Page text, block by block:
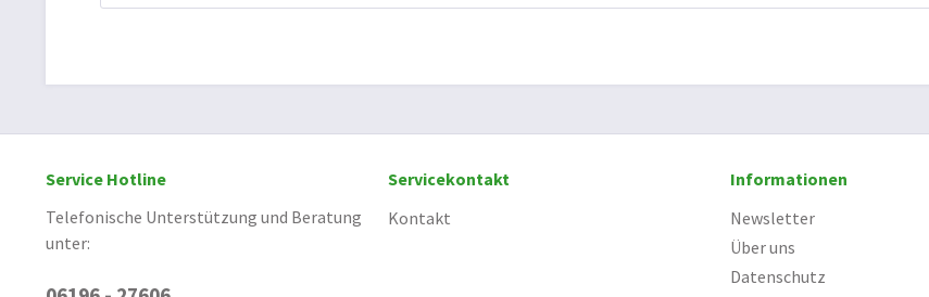
Service Hotline
Telefonische Unterstützung und Beratung
unter:
Servicekontakt
Kontakt
Informationen
Newsletter
Über uns
Datenschutz